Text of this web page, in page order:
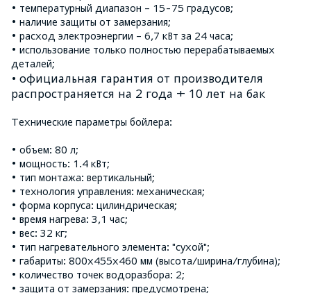
• температурный диапазон – 15-75 градусов;
• наличие защиты от замерзания;
• расход электроэнергии – 6,7 кВт за 24 часа;
• использование только полностью перерабатываемых
деталей;
• официальная гарантия от производителя
распространяется на 2 года + 10 лет на бак
Технические параметры бойлера:
• объем: 80 л;
• мощность: 1.4 кВт;
• тип монтажа: вертикальный;
• технология управления: механическая;
• форма корпуса: цилиндрическая;
• время нагрева: 3,1 час;
• вес: 32 кг;
• тип нагревательного элемента: "сухой";
• габариты: 800х455х460 мм (высота/ширина/глубина);
• количество точек водоразбора: 2;
• защита от замерзания: предусмотрена;